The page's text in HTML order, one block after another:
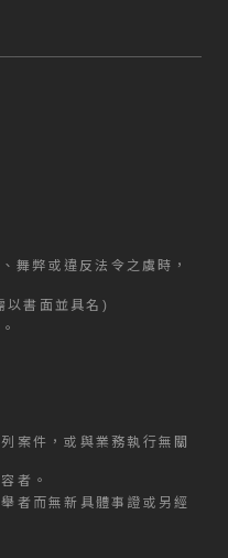
舞弊或違反法令之虞時，
以書面並具名)
案件，或與業務執行無關
者。
者而無新具體事證或另經